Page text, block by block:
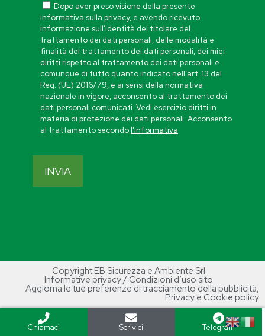
Dopo aver preso visione della presente
informativa sulla privacy, e avendo ricevuto
informazione sull’identità del titolare del
trattamento dei dati personali, delle modalità e
finalità del trattamento dei dati personali, dei miei
diritti rispetto al trattamento dei dati personali e
comunque di tutto quanto indicato nell’art. 13 del
Reg. (UE) 2016/79, e ai sensi della normativa
nazionale in vigore, acconsento al trattamento dei
dati personali comunicati. Vedi esercizio diritti in
materia di protezione dei dati personali: Acconsento
al trattamento secondol’informativa
Copyright EB Sicurezza e Ambiente Srl
Informative privacy / Condizioni d’uso sito
Aggiorna le tue preferenze di tracciamento della pubblicità,
Privacy e Cookie policy
Chiamaci Scrivici Telegram